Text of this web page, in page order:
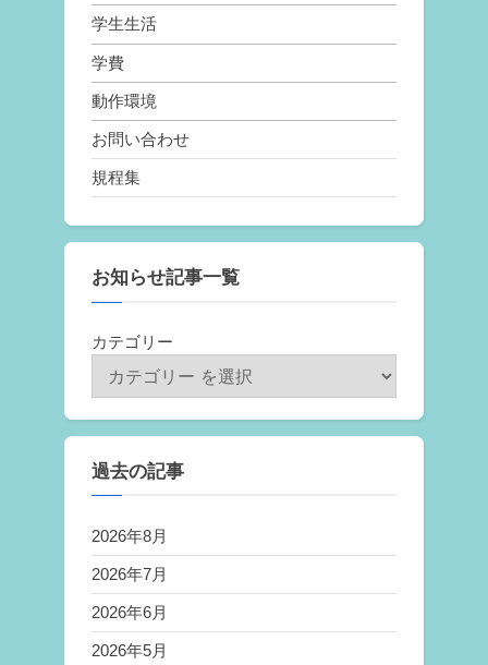
学生生活
学費
動作環境
お問い合わせ
規程集
お知らせ記事一覧
カテゴリー
過去の記事
2026年8月
2026年7月
2026年6月
2026年5月